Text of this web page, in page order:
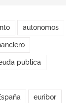
autonomos
publica
euribor